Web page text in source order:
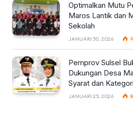
Optimalkan Mutu
Maros Lantik dan
Sekolah
JANUARI 30, 2026
Pemprov Sulsel
Dukungan Desa
Syarat dan
JANUARI 25, 2026